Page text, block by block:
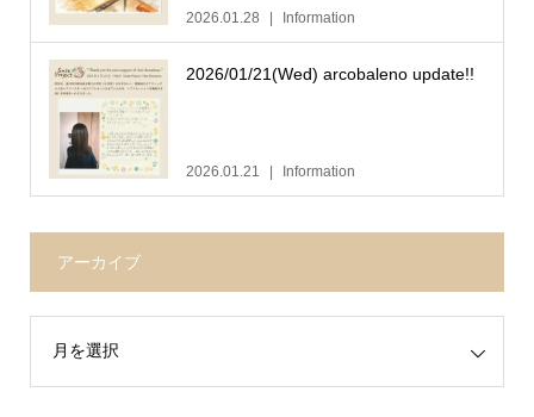
2026.01.28 Information
2026/01/21(Wed) arcobaleno update!!
2026.01.21 Information
アーカイブ